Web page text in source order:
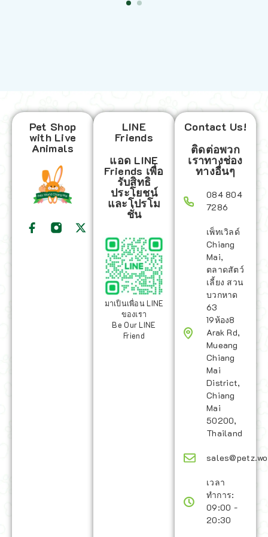
Pet Shop
with Live
Animals
LINE
Friends
แอด LINE
Friends เพื่อ
รับสิทธิ
ประโยชน์
และโปรโม
ชั่น
มาเป็นเพื่อน LINE
ของเรา
Be Our LINE
Friend
Contact Us!
ติดต่อพวก
เราทางช่อง
ทางอื่นๆ
084 804
7286
เพ็ทเวิลด์
Chiang
Mai,
ตลาดสัตว์
เลี้ยง สวน
บวกหาด
63
19ห้อง8
Arak Rd,
Mueang
Chiang
Mai
District,
Chiang
Mai
50200,
Thailand
เวลา
ทำการ:
09:00 -
20:30